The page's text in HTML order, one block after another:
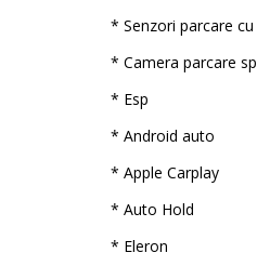
* Senzori parcare
* Camera parcare
* Esp
* Android auto
* Apple Carplay
* Auto Hold
* Eleron